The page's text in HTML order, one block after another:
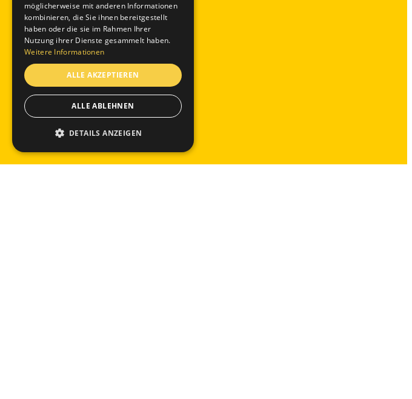
möglicherweise mit anderen Informationen
kombinieren, die Sie ihnen bereitgestellt
haben oder die sie im Rahmen Ihrer
Nutzung ihrer Dienste gesammelt haben.
Weitere Informationen
ALLE AKZEPTIEREN
ALLE ABLEHNEN
DETAILS ANZEIGEN